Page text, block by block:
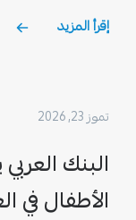
إقرأ المزيد
تموز 23, 2026
البنك
الأطفال في